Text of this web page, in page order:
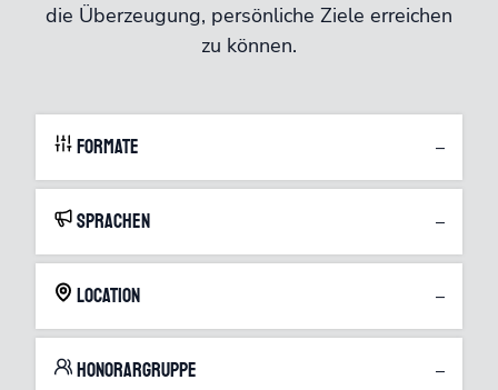
die Überzeugung, persönliche Ziele erreichen
zu können.
Formate –
Sprachen –
Location –
Honorargruppe –